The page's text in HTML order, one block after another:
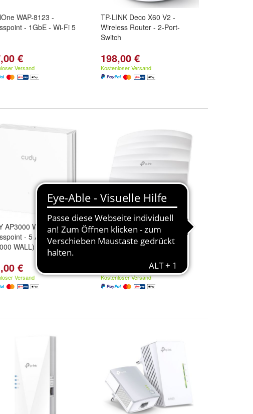
WAP-8123 -
- 1GbE - Wi-Fi 5
€
Versand
TP-LINK Deco X60 V2 -
Wireless Router - 2-Port-
Switch
198,00 €
Kostenloser Versand
AP3000 Wall - 1.0 -
- 5 Anschlüsse
WALL)
€
Versand
AC1350 WLAN ACCESS
POINT POE DUAL BAND
Kostenloser Versand